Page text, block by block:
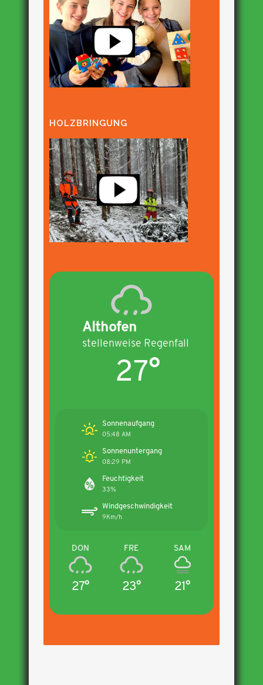
HOLZBRINGUNG
Althofen
stellenweise Regenfall
27°
Sonnenaufgang
05:48 AM
Sonnenuntergang
08:29 PM
Feuchtigkeit
33%
Windgeschwindigkeit
9Km/h
DON
27°
FRE
23°
SAM
21°